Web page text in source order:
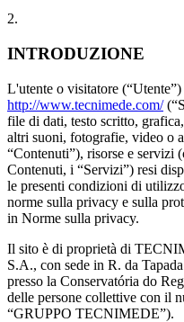
2.
INTRODUZIONE
L'utente o visitatore
http://www.tecnimede.com/
file di dati, testo scritto,
altri suoni, fotografie, video o
“Contenuti”), risorse e servizi
Contenuti, i “Servizi”) resi
le presenti condizioni di
norme sulla privacy e sulla
in Norme sulla privacy.
Il sito è di proprietà di
S.A., con sede in R. da
presso la Conservatória do
delle persone collettive con il
“GRUPPO TECNIMEDE”).